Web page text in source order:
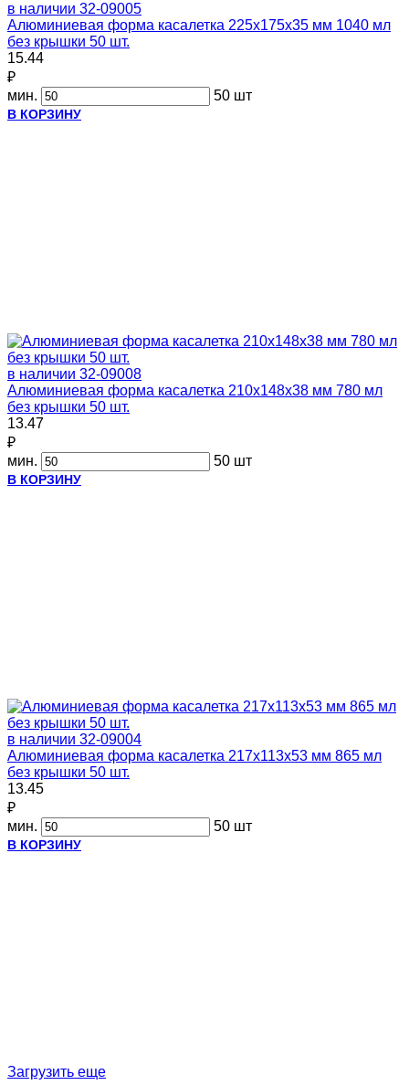
в наличии 32-09005
Алюминиевая форма касалетка 225х175х35 мм 1040 мл
без крышки 50 шт.
15.44
₽
мин.
50 шт
В КОРЗИНУ
в наличии 32-09008
Алюминиевая форма касалетка 210х148х38 мм 780 мл
без крышки 50 шт.
13.47
₽
мин.
50 шт
В КОРЗИНУ
в наличии 32-09004
Алюминиевая форма касалетка 217х113х53 мм 865 мл
без крышки 50 шт.
13.45
₽
мин.
50 шт
В КОРЗИНУ
Загрузить еще